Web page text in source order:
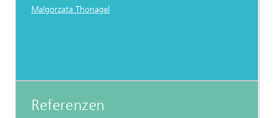
Malgorzata Thonagel
Referenzen